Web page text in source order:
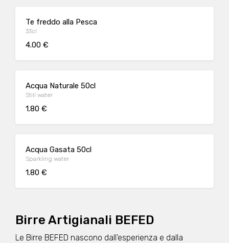
Te freddo alla Pesca
33cl
4.00 €
Acqua Naturale 50cl
Still water
1.80 €
Acqua Gasata 50cl
Sparkling water
1.80 €
Birre Artigianali BEFED
Le Birre BEFED nascono dall'esperienza e dalla